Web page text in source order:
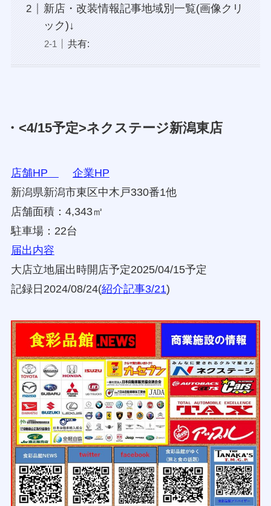
新店・改装情報記事地域別一覧(画像クリ
ック)↓
共有:
・<4/15予定>ネクステージ新潟東店
店舗HP
企業HP
新潟県新潟市東区中木戸330番1他
店舗面積：4,343㎡
駐車場：22台
届出内容
大店立地届出時開店予定2025/04/15予定
記録日2024/08/24(紹介記事3/21)